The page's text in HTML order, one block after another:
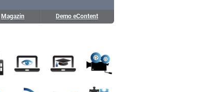
Magazin Demo eContent